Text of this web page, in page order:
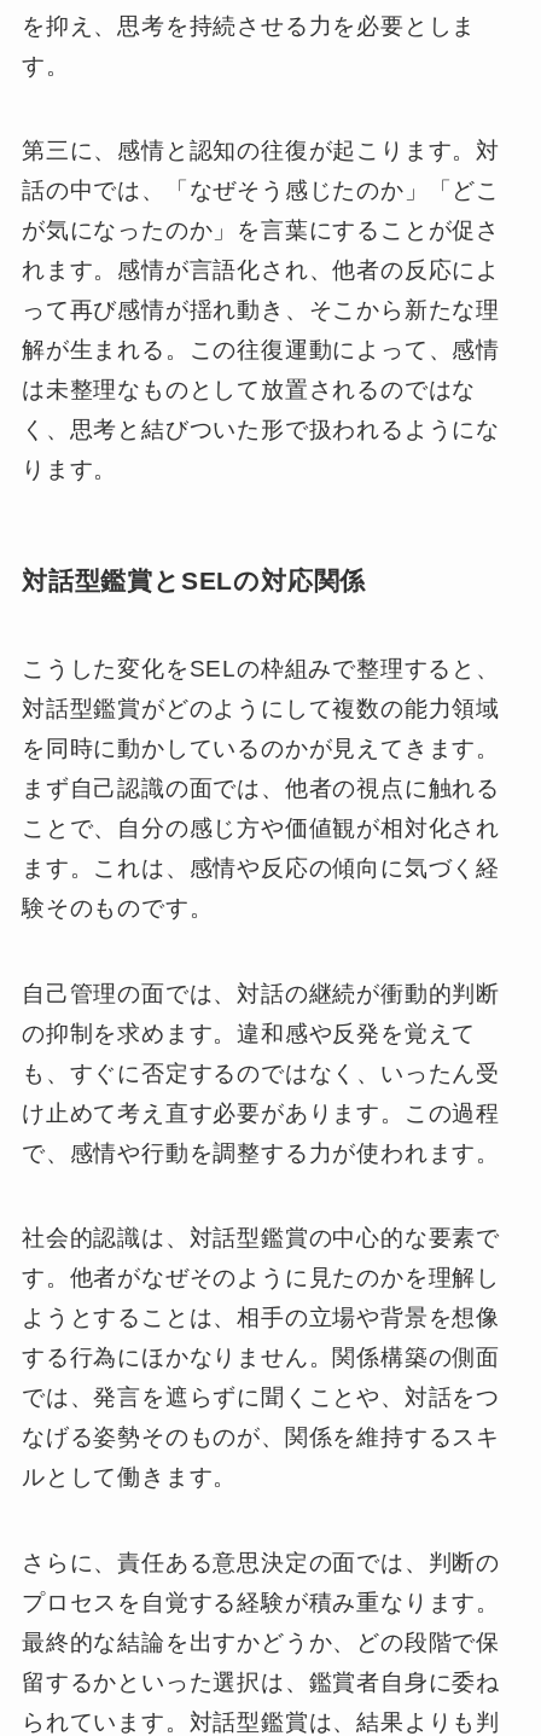
を抑え、思考を持続させる力を必要としま
す。
第三に、感情と認知の往復が起こります。対
話の中では、「なぜそう感じたのか」「どこ
が気になったのか」を言葉にすることが促さ
れます。感情が言語化され、他者の反応によ
って再び感情が揺れ動き、そこから新たな理
解が生まれる。この往復運動によって、感情
は未整理なものとして放置されるのではな
く、思考と結びついた形で扱われるようにな
ります。
対話型鑑賞とSELの対応関係
こうした変化をSELの枠組みで整理すると、
対話型鑑賞がどのようにして複数の能力領域
を同時に動かしているのかが見えてきます。
まず自己認識の面では、他者の視点に触れる
ことで、自分の感じ方や価値観が相対化され
ます。これは、感情や反応の傾向に気づく経
験そのものです。
自己管理の面では、対話の継続が衝動的判断
の抑制を求めます。違和感や反発を覚えて
も、すぐに否定するのではなく、いったん受
け止めて考え直す必要があります。この過程
で、感情や行動を調整する力が使われます。
社会的認識は、対話型鑑賞の中心的な要素で
す。他者がなぜそのように見たのかを理解し
ようとすることは、相手の立場や背景を想像
する行為にほかなりません。関係構築の側面
では、発言を遮らずに聞くことや、対話をつ
なげる姿勢そのものが、関係を維持するスキ
ルとして働きます。
さらに、責任ある意思決定の面では、判断の
プロセスを自覚する経験が積み重なります。
最終的な結論を出すかどうか、どの段階で保
留するかといった選択は、鑑賞者自身に委ね
られています。対話型鑑賞は、結果よりも判